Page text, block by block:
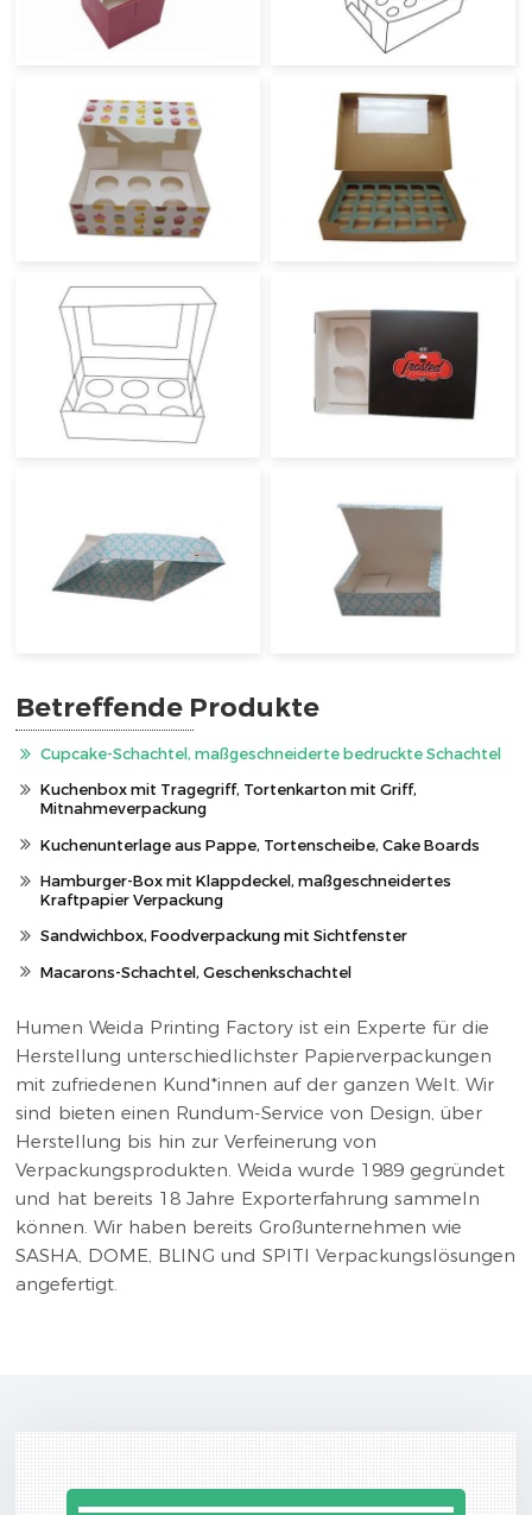
Betreffende Produkte
Cupcake-Schachtel, maßgeschneiderte bedruckte Schachtel
Kuchenbox mit Tragegriff, Tortenkarton mit Griff,
Mitnahmeverpackung
Kuchenunterlage aus Pappe, Tortenscheibe, Cake Boards
Hamburger-Box mit Klappdeckel, maßgeschneidertes
Kraftpapier Verpackung
Sandwichbox, Foodverpackung mit Sichtfenster
Macarons-Schachtel, Geschenkschachtel
Humen Weida Printing Factory ist ein Experte für die
Herstellung unterschiedlichster Papierverpackungen
mit zufriedenen Kund*innen auf der ganzen Welt. Wir
sind bieten einen Rundum-Service von Design, über
Herstellung bis hin zur Verfeinerung von
Verpackungsprodukten. Weida wurde 1989 gegründet
und hat bereits 18 Jahre Exporterfahrung sammeln
können. Wir haben bereits Großunternehmen wie
SASHA, DOME, BLING und SPITI Verpackungslösungen
angefertigt.